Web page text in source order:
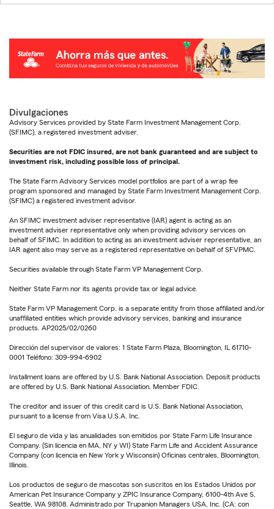
Divulgaciones
Advisory Services provided by State Farm Investment Management Corp.
(SFIMC), a registered investment adviser.
Securities are not FDIC insured, are not bank guaranteed and are subject to
investment risk, including possible loss of principal.
The State Farm Advisory Services model portfolios are part of a wrap fee
program sponsored and managed by State Farm Investment Management Corp.
(SFIMC) a registered investment advisor.
An SFIMC investment adviser representative (IAR) agent is acting as an
investment adviser representative only when providing advisory services on
behalf of SFIMC. In addition to acting as an investment adviser representative, an
IAR agent also may serve as a registered representative on behalf of SFVPMC.
Securities available through State Farm VP Management Corp.
Neither State Farm nor its agents provide tax or legal advice.
State Farm VP Management Corp. is a separate entity from those affiliated and/or
unaffiliated entities which provide advisory services, banking and insurance
products. AP2025/02/0260
Dirección del supervisor de valores: 1 State Farm Plaza, Bloomington, IL 61710-
0001 Teléfono: 309-994-6902
Installment loans are offered by U.S. Bank National Association. Deposit products
are offered by U.S. Bank National Association. Member FDIC.
The creditor and issuer of this credit card is U.S. Bank National Association,
pursuant to a license from Visa U.S.A. Inc.
El seguro de vida y las anualidades son emitidos por State Farm Life Insurance
Company. (Sin licencia en MA, NY y WI) State Farm Life and Accident Assurance
Company (con licencia en New York y Wisconsin) Oficinas centrales, Bloomington,
Illinois.
Los productos de seguro de mascotas son suscritos en los Estados Unidos por
American Pet Insurance Company y ZPIC Insurance Company, 6100-4th Ave S,
Seattle, WA 98108. Administrado por Trupanion Managers USA, Inc. (CA: con